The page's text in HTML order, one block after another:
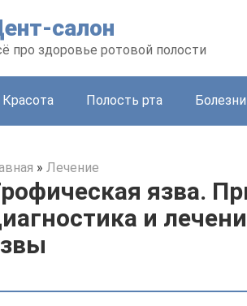
салон
про здоровье ротовой полости
Красота Полость рта Болезни
» Лечение
язва.
и